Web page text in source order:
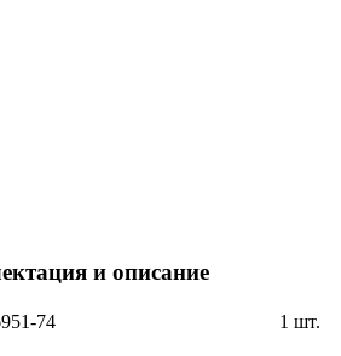
и описание
74 1 шт.